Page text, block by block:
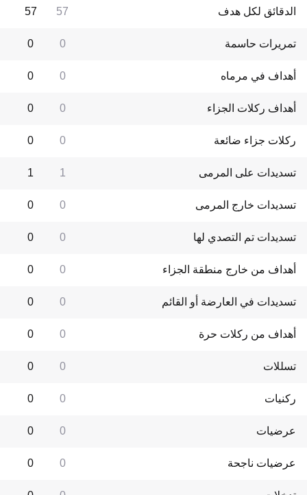
الدقائق لكل هدف 57
57
تمريرات حاسمة 0
0
أهداف في مرماه 0
0
أهداف ركلات الجزاء 0
0
ركلات جزاء ضائعة 0
0
تسديدات على المرمى 1
1
تسديدات خارج المرمى 0
0
تسديدات تم التصدي لها 0
0
أهداف من خارج منطقة الجزاء 0
0
تسديدات في العارضة أو القائم 0
0
أهداف من ركلات حرة 0
0
تسللات 0
0
ركنيات 0
0
عرضيات 0
0
عرضيات ناجحة 0
0